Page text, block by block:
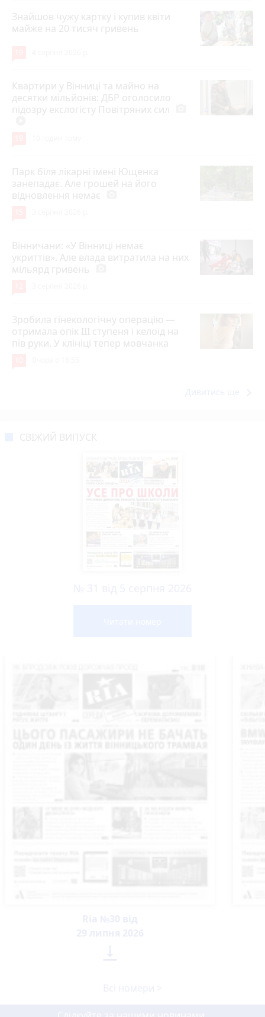
Знайшов чужу картку і купив квіти
майже на 20 тисяч гривень
Квартири у Вінниці та майно на
десятки мільйонів: ДБР оголосило
підозру екслогісту Повітряних сил
Парк біля лікарні імені Ющенка
занепадає. Але грошей на його
відновлення немає
Вінничани: «У Вінниці немає
укриттів». Але влада витратила на них
мільярд гривень
Зробила гінекологічну операцію —
отримала опік ІІІ ступеня і келоїд на
пів руки. У клініці тепер мовчанка